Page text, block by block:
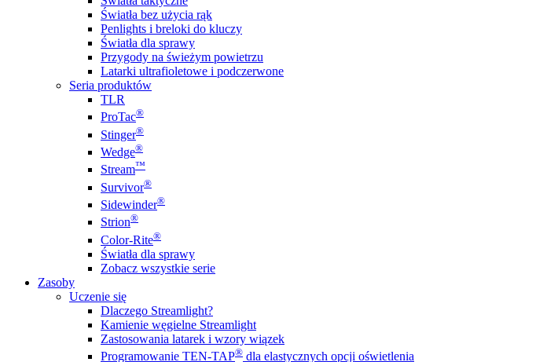
Światła bez użycia rąk
Penlights i breloki do kluczy
Światła dla sprawy
Przygody na świeżym powietrzu
Latarki ultrafioletowe i podczerwone
Seria produktów
TLR
ProTac®
Stinger®
Wedge®
Stream™
Survivor®
Sidewinder®
Strion®
Color-Rite®
Światła dla sprawy
Zobacz wszystkie serie
Zasoby
Uczenie się
Dlaczego Streamlight?
Kamienie węgielne Streamlight
Zastosowania latarek i wzory wiązek
Programowanie TEN-TAP® dla elastycznych opcji oświetlenia